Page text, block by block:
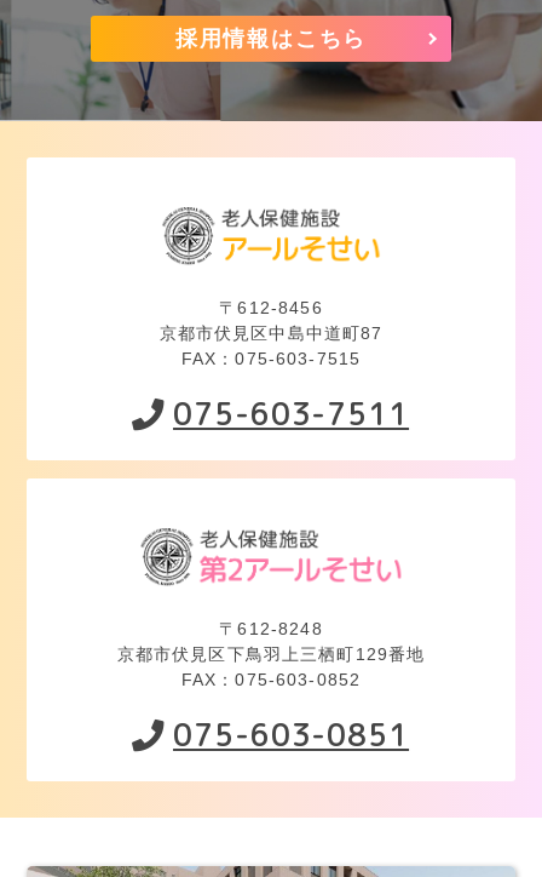
採用情報はこちら
〒612-8456
京都市伏見区中島中道町87
FAX：075-603-7515
075-603-7511
〒612-8248
京都市伏見区下鳥羽上三栖町129番地
FAX：075-603-0852
075-603-0851